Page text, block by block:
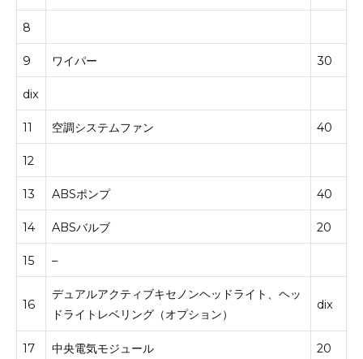
8
9 ワイパー 30
dix
11 空調システムファン 40
12
13 ABSポンプ 40
14 ABSバルブ 20
15 –
16
デュアルアクティブキセノンヘッドライト、ヘッ
ドライトレベリング（オプション）
dix
17 中央電気モジュール 20